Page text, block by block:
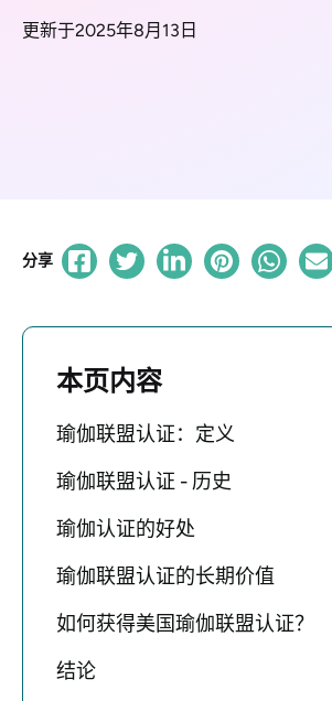
更新于2025年8月13日
分享
本页内容
瑜伽联盟认证：定义
瑜伽联盟认证 - 历史
瑜伽认证的好处
瑜伽联盟认证的长期价值
如何获得美国瑜伽联盟认证？
结论